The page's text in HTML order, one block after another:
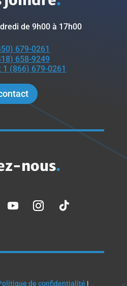
de 9h00 à 17h00
679-0261
658-9249
1 (866) 679-0261
nous.
de confidentialité |